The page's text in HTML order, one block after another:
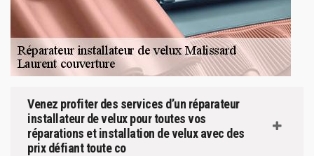
Venez profiter des services d’un réparateur
installateur de velux pour toutes vos
réparations et installation de velux avec des
prix défiant toute co